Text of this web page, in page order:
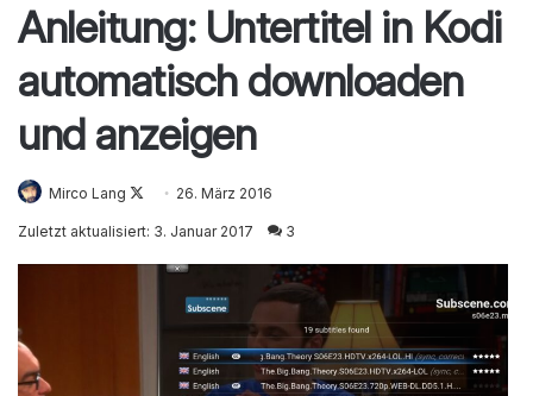
Anleitung: Untertitel in Kodi
automatisch downloaden
und anzeigen
Mirco Lang
Follow
on
26. März 2016
Zuletzt aktualisiert: 3. Januar 2017 3